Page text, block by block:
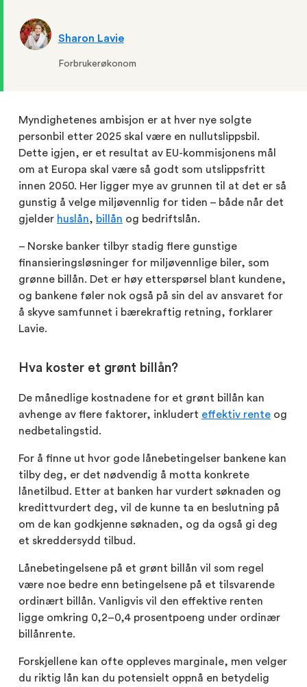
Sharon Lavie
Forbrukerøkonom
Myndighetenes ambisjon er at hver nye solgte
personbil etter 2025 skal være en nullutslippsbil.
Dette igjen, er et resultat av EU-kommisjonens mål
om at Europa skal være så godt som utslippsfritt
innen 2050. Her ligger mye av grunnen til at det er så
gunstig å velge miljøvennlig for tiden – både når det
gjelder huslån, billån og bedriftslån.
– Norske banker tilbyr stadig flere gunstige
finansieringsløsninger for miljøvennlige biler, som
grønne billån. Det er høy etterspørsel blant kundene,
og bankene føler nok også på sin del av ansvaret for
å skyve samfunnet i bærekraftig retning, forklarer
Lavie.
Hva koster et grønt billån?
De månedlige kostnadene for et grønt billån kan
avhenge av flere faktorer, inkludert effektiv rente og
nedbetalingstid.
For å finne ut hvor gode lånebetingelser bankene kan
tilby deg, er det nødvendig å motta konkrete
lånetilbud. Etter at banken har vurdert søknaden og
kredittvurdert deg, vil de kunne ta en beslutning på
om de kan godkjenne søknaden, og da også gi deg
et skreddersydd tilbud.
Lånebetingelsene på et grønt billån vil som regel
være noe bedre enn betingelsene på et tilsvarende
ordinært billån. Vanligvis vil den effektive renten
ligge omkring 0,2–0,4 prosentpoeng under ordinær
billånrente.
Forskjellene kan ofte oppleves marginale, men velger
du riktig lån kan du potensielt oppnå en betydelig